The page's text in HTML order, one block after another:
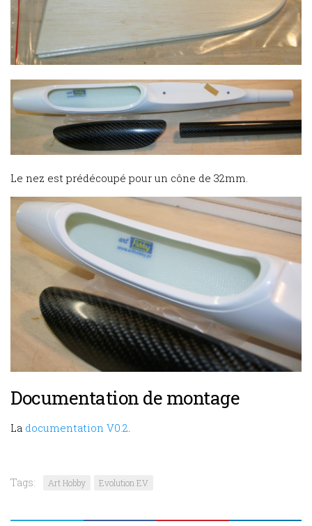
Le nez est prédécoupé pour un cône de 32mm.
Documentation de montage
La documentation V0.2.
Tags: Art Hobby Evolution EV